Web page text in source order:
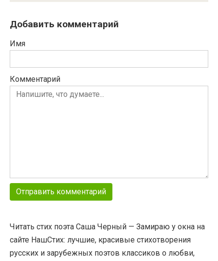
Добавить комментарий
Имя
Комментарий
Читать стих поэта Саша Черный — Замираю у окна на
сайте НашСтих: лучшие, красивые стихотворения
русских и зарубежных поэтов классиков о любви,